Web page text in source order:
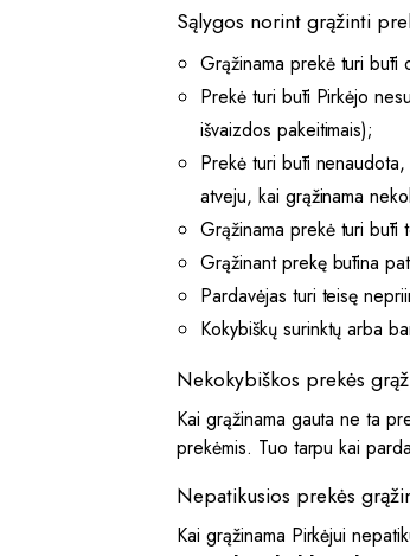
Sąlygos norint grąžinti
Grąžinama prekė turi būti
Prekė turi būti Pirkėjo
išvaizdos pakeitimais);
Prekė turi būti
atveju, kai grąžinama
Grąžinama prekė turi būti
Grąžinant prekę būtina
Pardavėjas turi teisę
Kokybiškų surinktų arba
Nekokybiškos prekės
Kai grąžinama gauta ne ta
prekėmis. Tuo tarpu kai
Nepatikusios prekės
Kai grąžinama Pirkėjui